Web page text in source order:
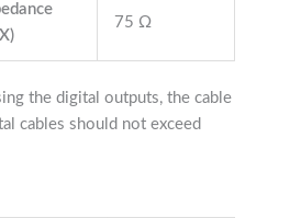
75 Ω
the digital outputs, the cable
cables should not exceed